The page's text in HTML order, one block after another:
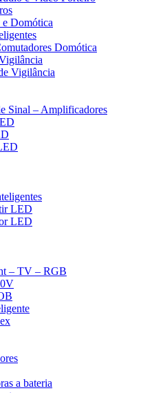
e Domótica
Domótica
Vigilância
Sinal – Amplificadores
LED
LED
– TV – RGB
a bateria